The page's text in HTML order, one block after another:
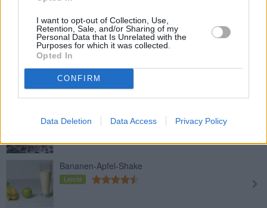
I want to opt-out of Collection, Use,
Retention, Sale, and/or Sharing of my
Personal Data that Is Unrelated with the
Purposes for which it was collected.
Opted In
CONFIRM
Data Deletion Data Access Privacy Policy
Leicht
Topfen-Ölteig-Grundrezept
Leicht
Bananen-Apfel-Shake
Leicht